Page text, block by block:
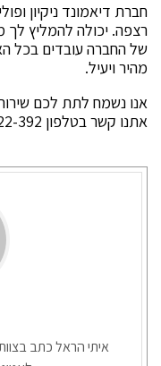
חברת דיאמונד ניקיון
רצפה. יכולה להמליץ לך
של החברה עובדים בכל
מהיר ויעיל.
אנו נשמח לתת לכם
אתנו קשר בטלפון 050-9222-392.
איתי הראל כתב